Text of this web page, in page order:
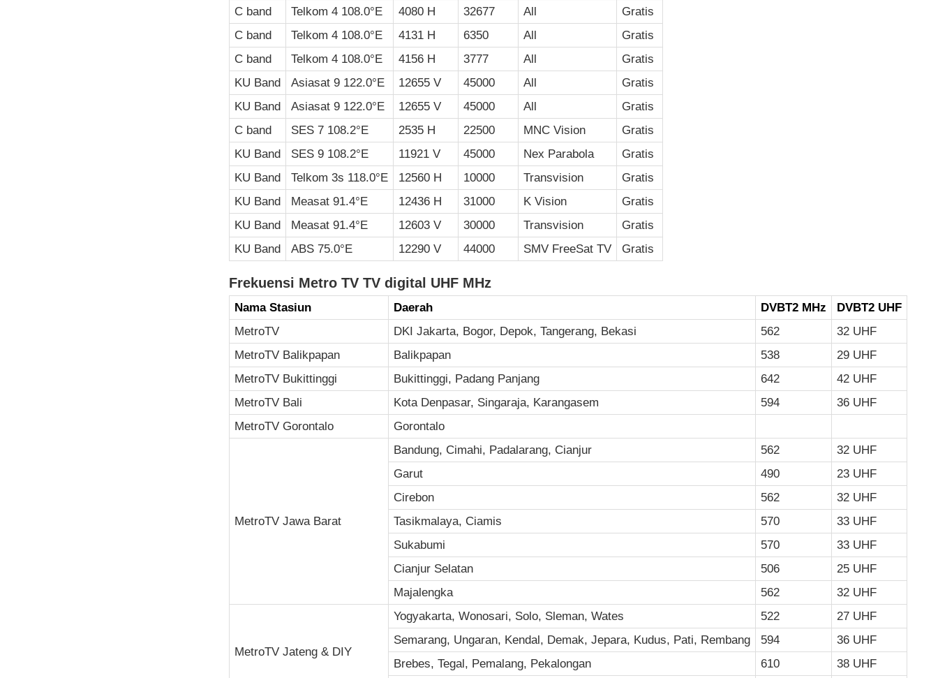
C band
Telkom 4 108.0°E 4080 H 32677 All
Gratis
C band
Telkom 4 108.0°E 4131 H 6350 All
Gratis
C band
Telkom 4 108.0°E 4156 H 3777 All
Gratis
KU Band
Asiasat 9 122.0°E 12655 V 45000 All
Gratis
KU Band
Asiasat 9 122.0°E 12655 V 45000 All
Gratis
C band
SES 7 108.2°E 2535 H 22500 MNC Vision
Gratis
KU Band
SES 9 108.2°E 11921 V 45000 Nex Parabola
Gratis
KU Band
Telkom 3s 118.0°E 12560 H 10000 Transvision
Gratis
KU Band
Measat 91.4°E 12436 H 31000 K Vision
Gratis
KU Band
Measat 91.4°E 12603 V 30000 Transvision
Gratis
KU Band
ABS 75.0°E 12290 V 44000 SMV FreeSat TV Gratis
Frekuensi Metro TV TV digital UHF MHz
Nama Stasiun Daerah DVBT2 MHz
DVBT2 UHF
MetroTV
DKI Jakarta, Bogor, Depok, Tangerang, Bekasi 562
32 UHF
MetroTV Balikpapan
Balikpapan 538
29 UHF
MetroTV Bukittinggi
Bukittinggi, Padang Panjang 642
42 UHF
MetroTV Bali
Kota Denpasar, Singaraja, Karangasem 594
36 UHF
MetroTV Gorontalo
Gorontalo
MetroTV Jawa Barat
Bandung, Cimahi, Padalarang, Cianjur 562
32 UHF
Garut
490
23 UHF
Cirebon
562
32 UHF
Tasikmalaya, Ciamis
570
33 UHF
Sukabumi
570
33 UHF
Cianjur Selatan
506
25 UHF
Majalengka
562 32 UHF
MetroTV Jateng & DIY
Yogyakarta, Wonosari, Solo, Sleman, Wates 522
27 UHF
Semarang, Ungaran, Kendal, Demak, Jepara, Kudus, Pati, Rembang
594
36 UHF
Brebes, Tegal, Pemalang, Pekalongan
610
38 UHF